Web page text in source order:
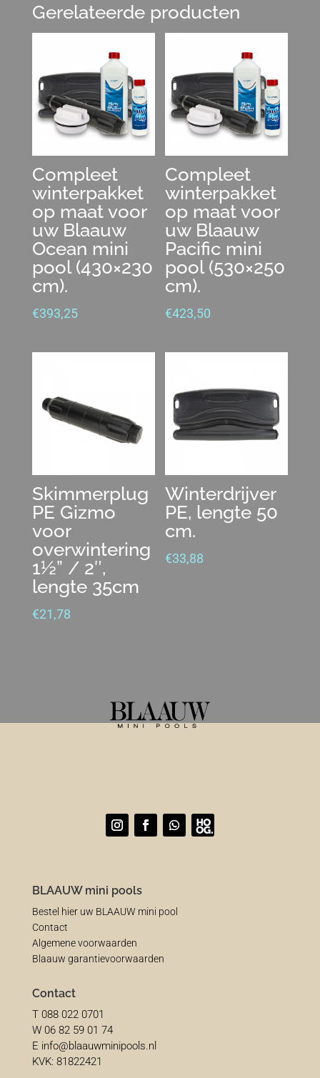
Gerelateerde producten
Compleet
winterpakket
op maat voor
uw Blaauw
Ocean mini
pool (430×230
cm).
€393,25
Compleet
winterpakket
op maat voor
uw Blaauw
Pacific mini
pool (530×250
cm).
€423,50
Skimmerplug
PE Gizmo
voor
overwintering
1½” / 2″,
lengte 35cm
€21,78
Winterdrijver
PE, lengte 50
cm.
€33,88
BLAAUW mini pools
Bestel hier uw BLAAUW mini pool
Contact
Algemene voorwaarden
Blaauw garantievoorwaarden
Contact
T 088 022 0701
W 06 82 59 01 74
E info@blaauwminipools.nl
KVK: 81822421